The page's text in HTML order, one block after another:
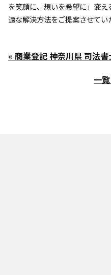
を笑顔に、想いを希望に」変
適な解決方法をご提案させてい
« 商業登記 神奈川県 司法書
一